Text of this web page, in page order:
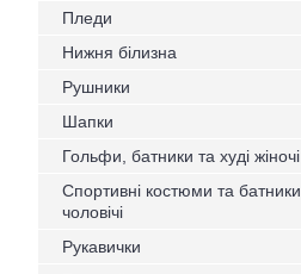
Пледи
Нижня білизна
Рушники
Шапки
Гольфи, батники та худі жіночі
Спортивні костюми та батники
чоловічі
Рукавички